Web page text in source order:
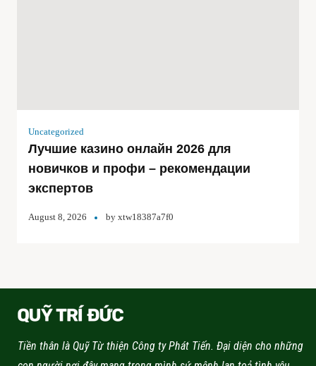
Uncategorized
Лучшие казино онлайн 2026 для
новичков и профи – рекомендации
экспертов
August 8, 2026 by xtw18387a7f0
Tiền thân là Quỹ Từ thiện Công ty Phát Tiến. Đại diện cho những